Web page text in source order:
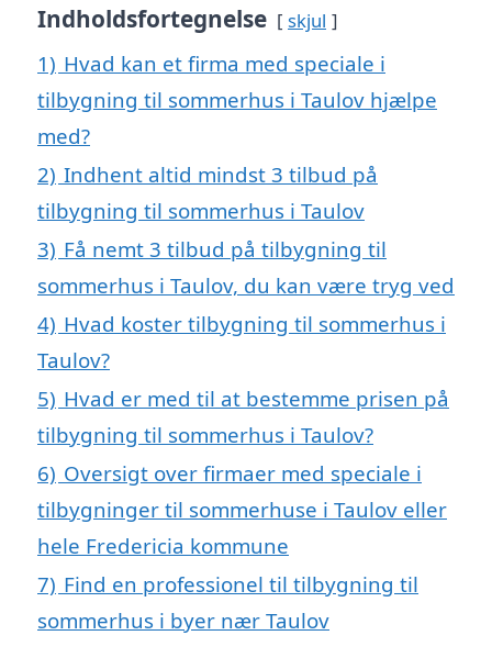
Indholdsfortegnelse skjul
1) Hvad kan et firma med speciale i
tilbygning til sommerhus i Taulov hjælpe
med?
2) Indhent altid mindst 3 tilbud på
tilbygning til sommerhus i Taulov
3) Få nemt 3 tilbud på tilbygning til
sommerhus i Taulov, du kan være tryg ved
4) Hvad koster tilbygning til sommerhus i
Taulov?
5) Hvad er med til at bestemme prisen på
tilbygning til sommerhus i Taulov?
6) Oversigt over firmaer med speciale i
tilbygninger til sommerhuse i Taulov eller
hele Fredericia kommune
7) Find en professionel til tilbygning til
sommerhus i byer nær Taulov